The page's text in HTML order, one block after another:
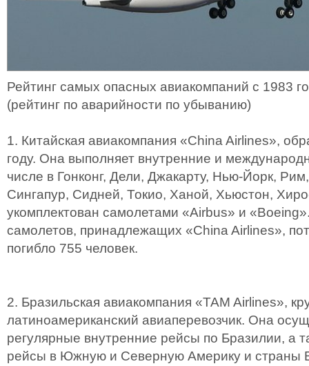
Рейтинг самых опасных авиакомпаний с 1983
(рейтинг по аварийности по убыванию)
1. Китайская авиакомпания «China Airlines»,
году. Она выполняет внутренние и
числе в Гонконг, Дели, Джакарту, Нью-Йорк,
Сингапур, Сидней, Токио, Ханой, Хьюстон,
укомплектован самолетами «Airbus» и
самолетов, принадлежащих «China Airlines»,
погибло 755 человек.
2. Бразильская авиакомпания «TAM Airlines»,
латиноамериканский авиаперевозчик. Она
регулярные внутренние рейсы по Бразилии, а
рейсы в Южную и Северную Америку и страны